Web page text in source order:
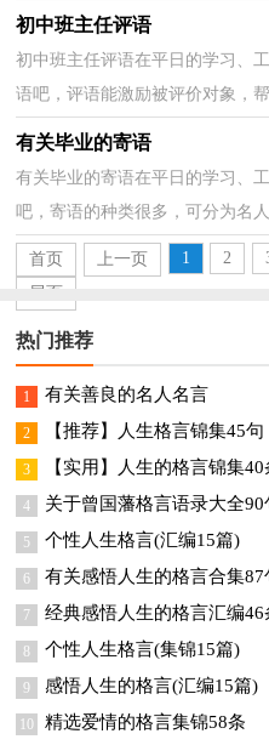
笔。那什么样的寄语才是好的寄
初中班主任评语
初中班主任评语在平日的学习、
语吧，评语能激励被评价对象，
的信心。相信写评语是一个让许
有关毕业的寄语
有关毕业的寄语在平日的学习、
吧，寄语的种类很多，可分为名
任寄语、爱情寄语等。什么样的
首页 上一页 1 2
尾页
热门推荐
1 有关善良的名人名言
2 【推荐】人生格言锦集45句
3 【实用】人生的格言锦集40
4 关于曾国藩格言语录大全90
5 个性人生格言(汇编15篇)
6 有关感悟人生的格言合集87
7 经典感悟人生的格言汇编46
8 个性人生格言(集锦15篇)
9 感悟人生的格言(汇编15篇)
10 精选爱情的格言集锦58条